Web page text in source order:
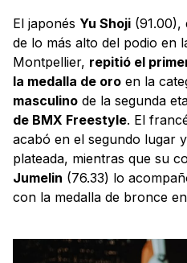
El japonés Yu Shoji (91.00),
de lo más alto del podio en
Montpellier, repitió el
la medalla de oro en la
masculino de la segunda
de BMX Freestyle. El
acabó en el segundo lugar
plateada, mientras que su
Jumelin (76.33) lo
con la medalla de bronce